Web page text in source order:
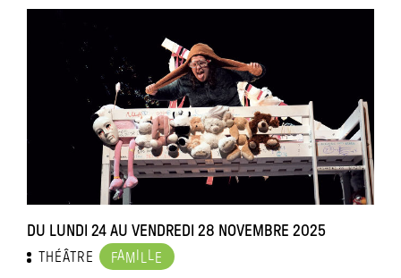
DU LUNDI 24 AU VENDREDI 28 NOVEMBRE 2025
THÉÂTRE FAM E